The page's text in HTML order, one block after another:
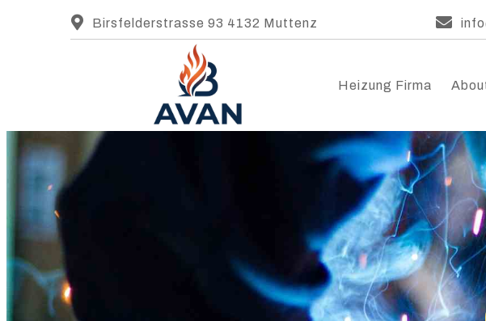
Birsfelderstrasse 93 4132 Muttenz
Heizung Firma